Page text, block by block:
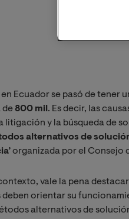
en Ecuador se pasó de tener
de800 mil. Es decir, las
litigación y la búsqueda de
alternativos de
organizada por el Consejo
vale la pena
deben orientar su
alternativos de